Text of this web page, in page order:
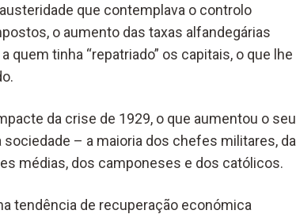
que contemplava o controlo
o aumento das taxas alfandegárias
quem tinha “repatriado” os capitais, o que lhe
da crise de 1929, o que aumentou o seu
– a maioria dos chefes militares, da
médias, dos camponeses e dos católicos.
tendência de recuperação económica